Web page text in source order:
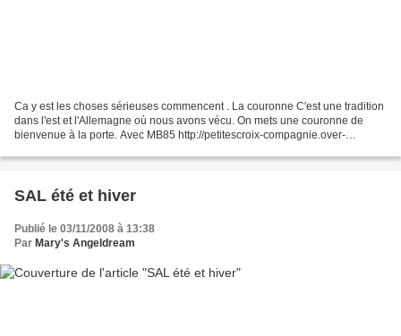
Ca y est les choses sérieuses commencent . La couronne C'est une tradition
dans l'est et l'Allemagne où nous avons vécu. On mets une couronne de
bienvenue à la porte. Avec MB85 http://petitescroix-compagnie.over-
SAL été et hiver
Publié le 03/11/2008 à 13:38
Par Mary's Angeldream